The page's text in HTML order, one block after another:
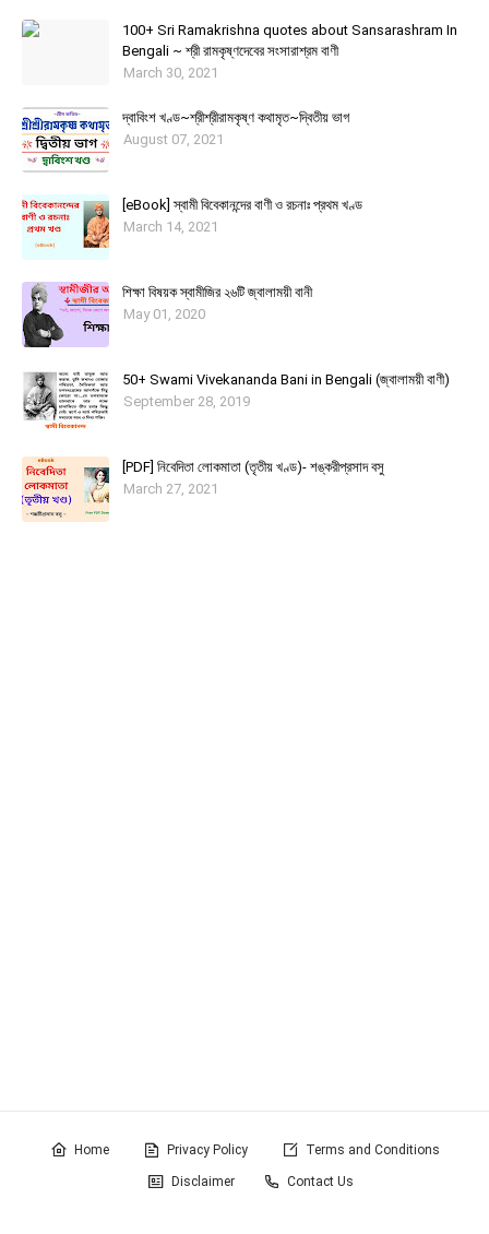
100+ Sri Ramakrishna quotes about Sansarashram In
Bengali ~ শ্রী রামকৃষ্ণদেবের সংসারাশ্রম বাণী
March 30, 2021
দ্বাবিংশ খণ্ড~শ্রীশ্রীরামকৃষ্ণ কথামৃত~দ্বিতীয় ভাগ
August 07, 2021
[eBook] স্বামী বিবেকানন্দের বাণী ও রচনাঃ প্রথম খণ্ড
March 14, 2021
শিক্ষা বিষয়ক স্বামীজির ২৬টি জ্বালাময়ী বানী
May 01, 2020
50+ Swami Vivekananda Bani in Bengali (জ্বালাময়ী বাণী)
September 28, 2019
[PDF] নিবেদিতা লোকমাতা (তৃতীয় খণ্ড)- শঙ্করীপ্রসাদ বসু
March 27, 2021
Home Privacy Policy Terms and Conditions
Disclaimer Contact Us